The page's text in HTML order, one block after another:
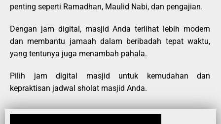
penting seperti Ramadhan, Maulid Nabi, dan pengajian.
Dengan jam digital, masjid Anda terlihat lebih modern
dan membantu jamaah dalam beribadah tepat waktu,
yang tentunya juga menambah pahala.
Pilih jam digital masjid untuk kemudahan dan
kepraktisan jadwal sholat masjid Anda.